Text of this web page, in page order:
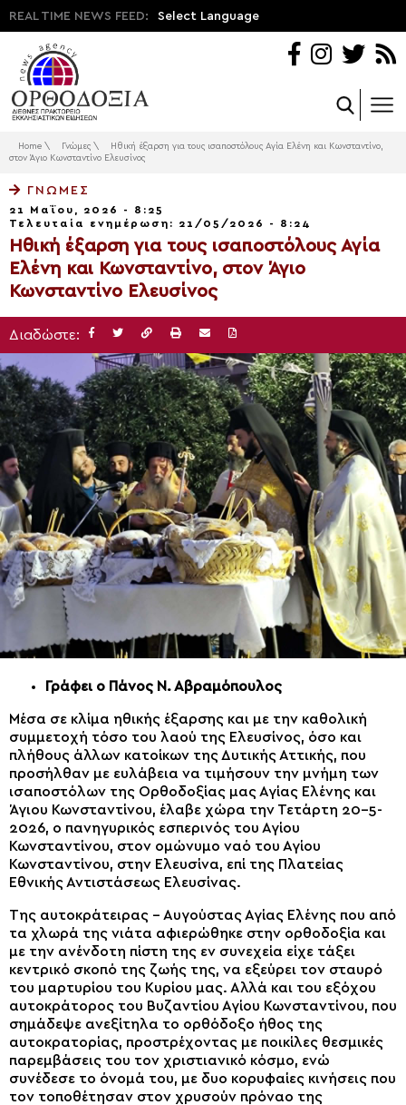
REAL TIME NEWS FEED: Select Language
Home \ Γνώμες \
Ηθική έξαρση για τους ισαποστόλους Αγία Ελένη και Κωνσταντίνο,
στον Άγιο Κωνσταντίνο Ελευσίνος
ΓΝΏΜΕΣ
21 Μαΐου, 2026 - 8:25
Τελευταία ενημέρωση: 21/05/2026 - 8:24
Ηθική έξαρση για τους ισαποστόλους Αγία
Ελένη και Κωνσταντίνο, στον Άγιο
Κωνσταντίνο Ελευσίνος
Διαδώστε:
Γράφει ο Πάνος Ν. Αβραμόπουλος
Μέσα σε κλίμα ηθικής έξαρσης και με την καθολική
συμμετοχή τόσο του λαού της Ελευσίνος, όσο και
πλήθους άλλων κατοίκων της Δυτικής Αττικής, που
προσήλθαν με ευλάβεια να τιμήσουν την μνήμη των
ισαποστόλων της Ορθοδοξίας μας Αγίας Ελένης και
Άγιου Κωνσταντίνου, έλαβε χώρα την Τετάρτη 20-5-
2026, ο πανηγυρικός εσπερινός του Αγίου
Κωνσταντίνου, στον ομώνυμο ναό του Αγίου
Κωνσταντίνου, στην Ελευσίνα, επί της Πλατείας
Εθνικής Αντιστάσεως Ελευσίνας.
Της αυτοκράτειρας – Αυγούστας Αγίας Ελένης που από
τα χλωρά της νιάτα αφιερώθηκε στην ορθοδοξία και
με την ανένδοτη πίστη της εν συνεχεία είχε τάξει
κεντρικό σκοπό της ζωής της, να εξεύρει τον σταυρό
του μαρτυρίου του Κυρίου μας. Αλλά και του εξόχου
αυτοκράτορος του Βυζαντίου Αγίου Κωνσταντίνου, που
σημάδεψε ανεξίτηλα το ορθόδοξο ήθος της
αυτοκρατορίας, προστρέχοντας με ποικίλες θεσμικές
παρεμβάσεις του τον χριστιανικό κόσμο, ενώ
συνέδεσε το όνομά του, με δυο κορυφαίες κινήσεις που
τον τοποθέτησαν στον χρυσούν πρόναο της